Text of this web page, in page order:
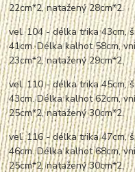
22cm*2,natažený 28cm*2.
vel. 104 - délka trika 43cm,
41cm. Délka kalhot 58cm,
23cm*2,natažený 29cm*2.
vel. 110 - délka trika 45cm,
43cm. Délka kalhot 62cm,
25cm*2,natažený 30cm*2.
vel. 116 - délka trika 47cm,
46cm. Délka kalhot 68cm,
25cm*2,natažený 30cm*2.